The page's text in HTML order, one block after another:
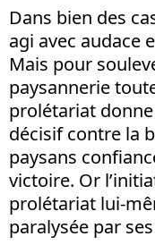
Dans bien des
agi avec audace
Mais pour
paysannerie
prolétariat donne
décisif contre la
paysans
victoire. Or
prolétariat lui-
paralysée par